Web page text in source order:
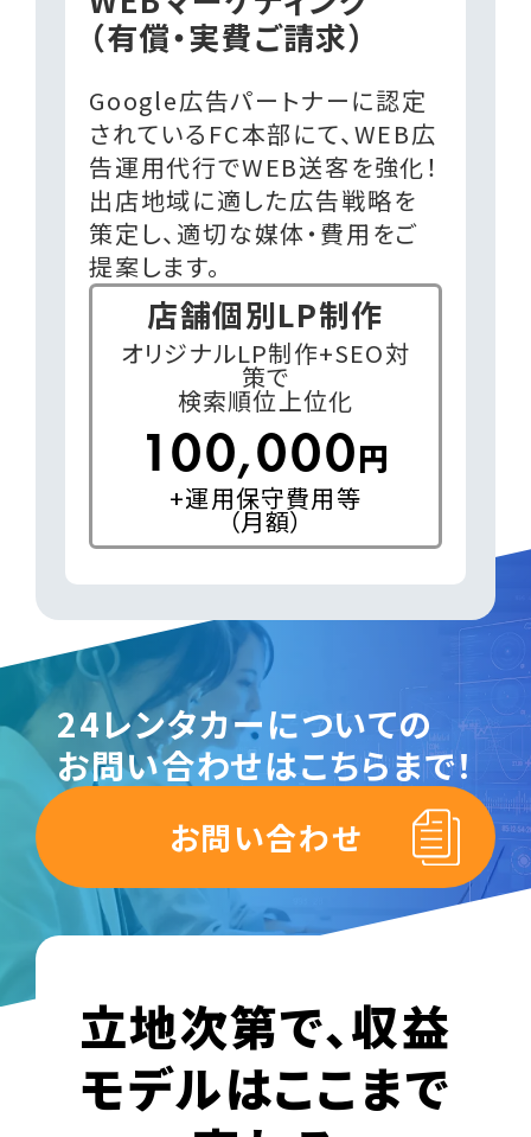
（有償・実費ご請求）
Google広告パートナーに認定
されているFC本部にて、WEB広
告運用代行でWEB送客を強化！
出店地域に適した広告戦略を
策定し、適切な媒体・費用をご
提案します。
店舗個別LP制作
オリジナルLP制作+SEO対
策で
検索順位上位化
100,000円
+運用保守費用等
（月額）
24レンタカーについての
お問い合わせはこちらまで！
お問い合わせ
立地次第で、収益
モデルはここまで